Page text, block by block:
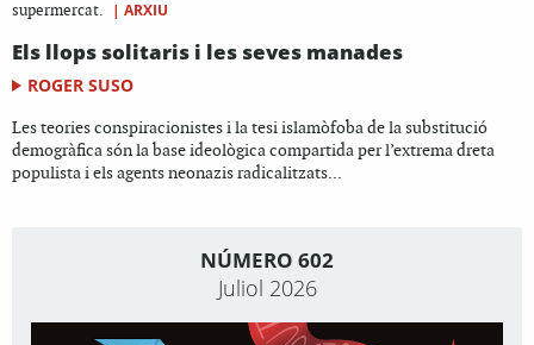
supermercat.
| ARXIU
Els llops solitaris i les seves manades
ROGER SUSO
Les teories conspiracionistes i la tesi islamòfoba de la substitució
demogràfica són la base ideològica compartida per l’extrema dreta
populista i els agents neonazis radicalitzats...
NÚMERO 602
Juliol 2026